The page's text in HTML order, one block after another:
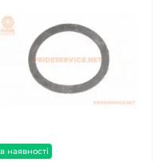
в наявності